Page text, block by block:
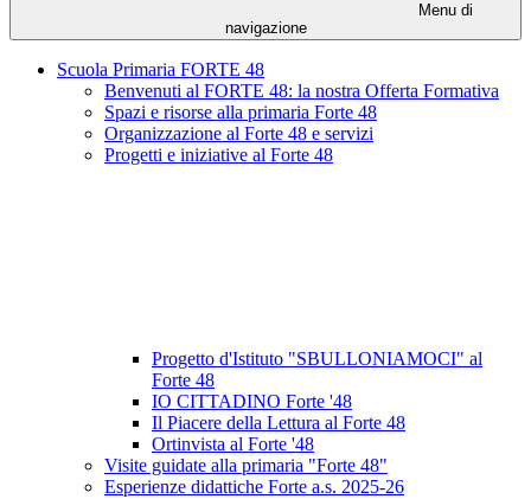
Menu di
navigazione
Scuola Primaria FORTE 48
Benvenuti al FORTE 48: la nostra Offerta Formativa
Spazi e risorse alla primaria Forte 48
Organizzazione al Forte 48 e servizi
Progetti e iniziative al Forte 48
Progetto d'Istituto "SBULLONIAMOCI" al
Forte 48
IO CITTADINO Forte '48
Il Piacere della Lettura al Forte 48
Ortinvista al Forte '48
Visite guidate alla primaria "Forte 48"
Esperienze didattiche Forte a.s. 2025-26